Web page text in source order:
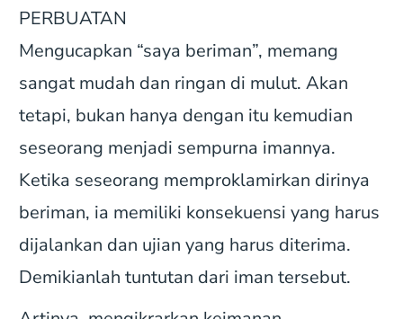
PERBUATAN
Mengucapkan “saya beriman”, memang
sangat mudah dan ringan di mulut. Akan
tetapi, bukan hanya dengan itu kemudian
seseorang menjadi sempurna imannya.
Ketika seseorang memproklamirkan dirinya
beriman, ia memiliki konsekuensi yang harus
dijalankan dan ujian yang harus diterima.
Demikianlah tuntutan dari iman tersebut.